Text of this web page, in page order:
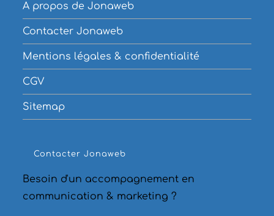
A propos de Jonaweb
Contacter Jonaweb
Mentions légales & confidentialité
CGV
Sitemap
Contacter Jonaweb
Besoin d'un accompagnement en
communication & marketing ?